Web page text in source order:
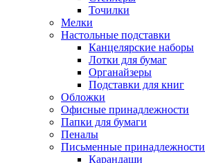
Точилки
Мелки
Настольные подставки
Канцелярские наборы
Лотки для бумаг
Органайзеры
Подставки для книг
Обложки
Офисные принадлежности
Папки для бумаги
Пеналы
Письменные принадлежности
Карандаши